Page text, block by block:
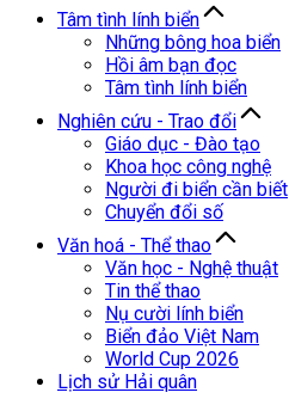
Tâm tình lính biển
Những bông hoa biển
Hồi âm bạn đọc
Tâm tình lính biển
Nghiên cứu - Trao đổi
Giáo dục - Đào tạo
Khoa học công nghệ
Người đi biển cần biết
Chuyển đổi số
Văn hoá - Thể thao
Văn học - Nghệ thuật
Tin thể thao
Nụ cười lính biển
Biển đảo Việt Nam
World Cup 2026
Lịch sử Hải quân